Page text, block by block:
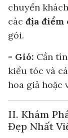
chuyển
các địa điểm
gói.
- Gió: Cần
kiểu tóc và
hoa giả hoặc
II. Khám
Đẹp Nhất